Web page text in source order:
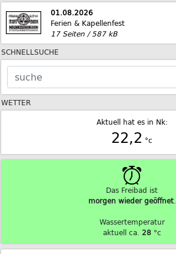
01.08.2026
Ferien & Kapellenfest
17 Seiten / 587 kB
SCHNELLSUCHE
WETTER
Aktuell hat es in Nk:
22,2 °c
Das Freibad ist
morgen wieder geöffnet.
Wassertemperatur
aktuell ca. 28°c